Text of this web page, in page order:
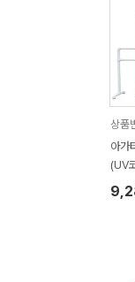
상품
아가
(UV